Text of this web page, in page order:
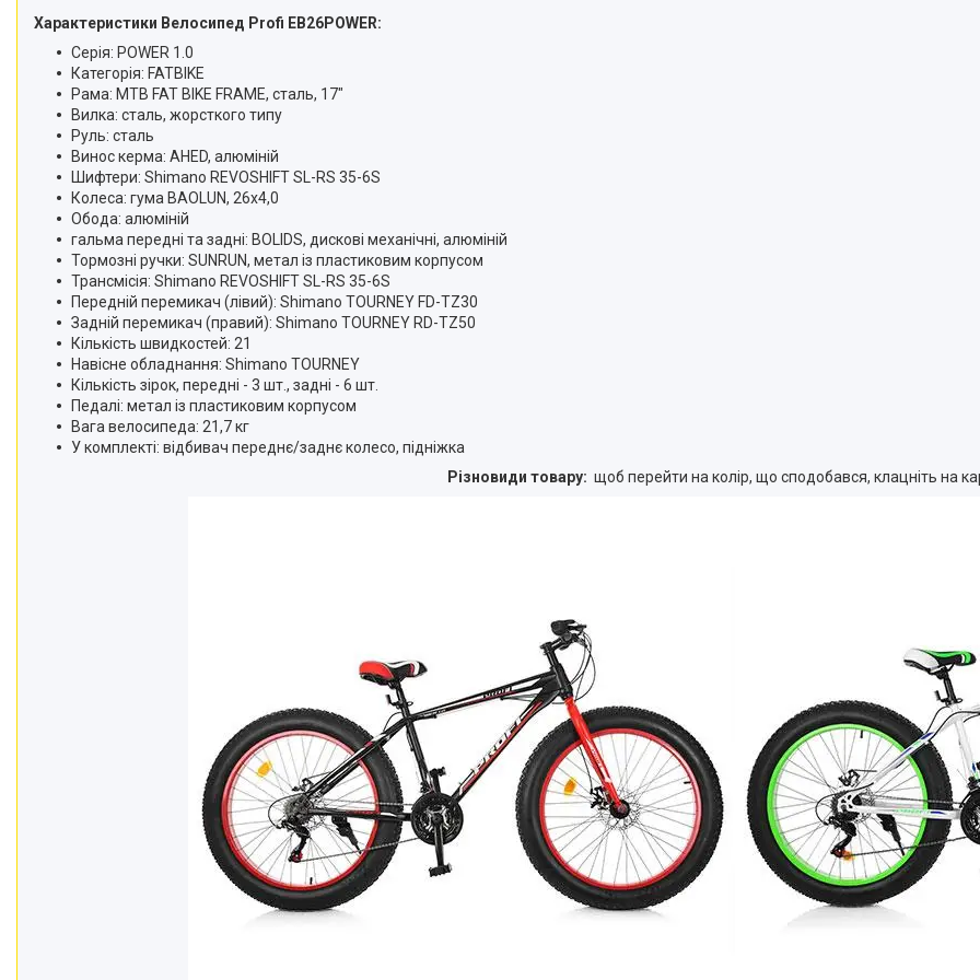
Характеристики Велосипед Profi EB26POWER:
Серія: POWER 1.0
Категорія: FATBIKE
Рама: MTB FAT BIKE FRAME, сталь, 17"
Вилка: сталь, жорсткого типу
Руль: сталь
Винос керма: AHED, алюміній
Шифтери: Shimano REVOSHIFT SL-RS 35-6S
Колеса: гума BAOLUN, 26х4,0
Обода: алюміній
гальма передні та задні: BOLIDS, дискові механічні, алюміній
Тормозні ручки: SUNRUN, метал із пластиковим корпусом
Трансмісія: Shimano REVOSHIFT SL-RS 35-6S
Передній перемикач (лівий): Shimano TOURNEY FD-TZ30
Задній перемикач (правий): Shimano TOURNEY RD-TZ50
Кількість швидкостей: 21
Навісне обладнання: Shimano TOURNEY
Кількість зірок, передні - 3 шт., задні - 6 шт.
Педалі: метал із пластиковим корпусом
Вага велосипеда: 21,7 кг
У комплекті: відбивач переднє/заднє колесо, підніжка
Різновиди товару: щоб перейти на колір, що сподобався, клацніть на